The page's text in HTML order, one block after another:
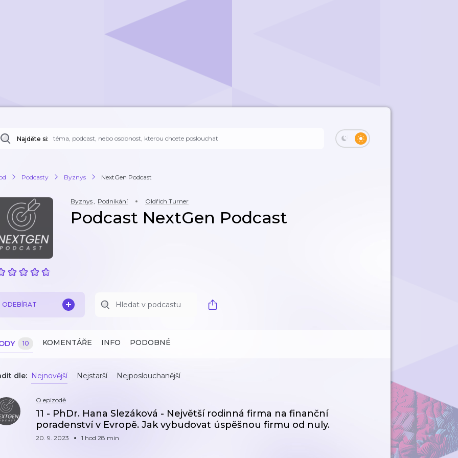
Najděte si:
Podcasty Byznys NextGen Podcast
Byznys, Podnikání Oldřich Turner
Podcast NextGen Podcast
ODEBÍRAT
10 KOMENTÁŘE INFO PODOBNÉ
dle: Nejnovější Nejstarší Nejposlouchanější
O epizodě
11 - PhDr. Hana Slezáková - Největší rodinná firma na finanční
poradenství v Evropě. Jak vybudovat úspěšnou firmu od nuly.
20. 9. 2023 1 hod 28 min